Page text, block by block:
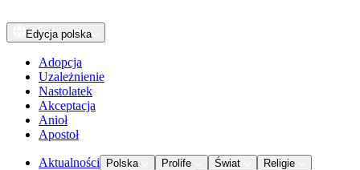
Edycja polska
Adopcja
Uzależnienie
Nastolatek
Akceptacja
Anioł
Apostoł
Aktualności Polska Prolife Świat
Religie